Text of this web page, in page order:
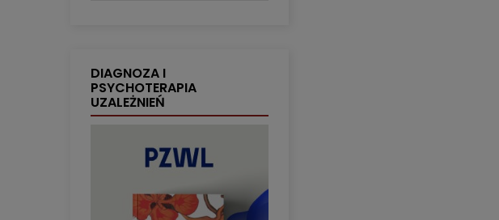
DIAGNOZA I
PSYCHOTERAPIA
UZALEŻNIEŃ